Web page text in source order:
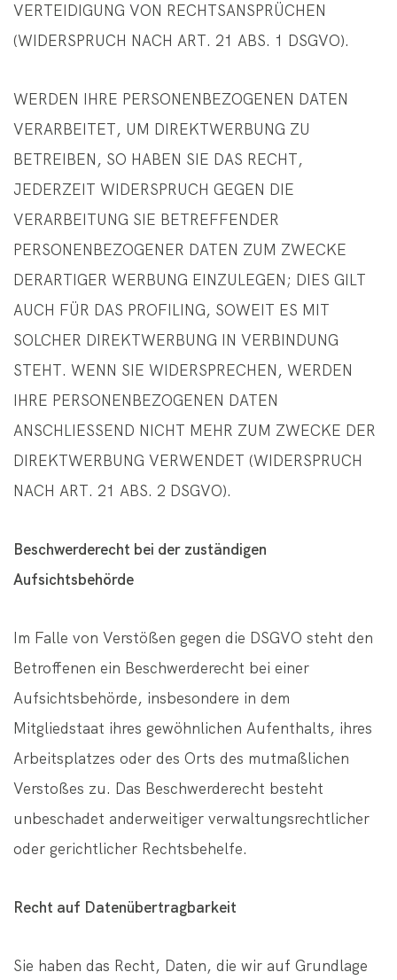
VERTEIDIGUNG VON RECHTSANSPRÜCHEN
(WIDERSPRUCH NACH ART. 21 ABS. 1 DSGVO).
WERDEN IHRE PERSONENBEZOGENEN DATEN
VERARBEITET, UM DIREKTWERBUNG ZU
BETREIBEN, SO HABEN SIE DAS RECHT,
JEDERZEIT WIDERSPRUCH GEGEN DIE
VERARBEITUNG SIE BETREFFENDER
PERSONENBEZOGENER DATEN ZUM ZWECKE
DERARTIGER WERBUNG EINZULEGEN; DIES GILT
AUCH FÜR DAS PROFILING, SOWEIT ES MIT
SOLCHER DIREKTWERBUNG IN VERBINDUNG
STEHT. WENN SIE WIDERSPRECHEN, WERDEN
IHRE PERSONENBEZOGENEN DATEN
ANSCHLIESSEND NICHT MEHR ZUM ZWECKE DER
DIREKTWERBUNG VERWENDET (WIDERSPRUCH
NACH ART. 21 ABS. 2 DSGVO).
Beschwerderecht bei der zuständigen
Aufsichtsbehörde
Im Falle von Verstößen gegen die DSGVO steht den
Betroffenen ein Beschwerderecht bei einer
Aufsichtsbehörde, insbesondere in dem
Mitgliedstaat ihres gewöhnlichen Aufenthalts, ihres
Arbeitsplatzes oder des Orts des mutmaßlichen
Verstoßes zu. Das Beschwerderecht besteht
unbeschadet anderweitiger verwaltungsrechtlicher
oder gerichtlicher Rechtsbehelfe.
Recht auf Datenübertragbarkeit
Sie haben das Recht, Daten, die wir auf Grundlage